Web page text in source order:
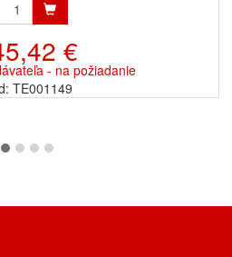
€
- na požiadanie
TE001149